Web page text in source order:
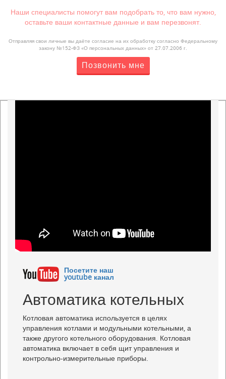
Наши специалисты помогут вам подобрать то, что вам нужно,
оставьте ваши контактные данные и вам перезвонят.
Отправляя свои личные вы даёте согласие на их обработку согласно Федеральному
закону №152-ФЗ «О персональных данных» от 27.07.2006 г.
Позвонить мне
Посетите наш
youtube канал
Автоматика котельных
Котловая автоматика используется в целях
управления котлами и модульными котельными, а
также другого котельного оборудования. Котловая
автоматика включает в себя щит управления и
контрольно-измерительные приборы.